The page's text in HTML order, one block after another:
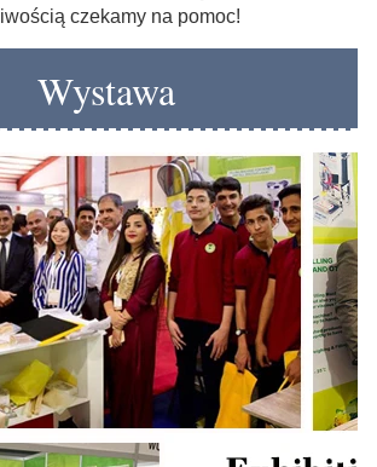
czekamy na pomoc!
Wystawa